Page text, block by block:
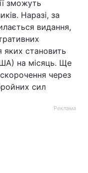
зможуть
Наразі, за
видання,
яких становить
на місяць. Ще
через
сил
Реклама